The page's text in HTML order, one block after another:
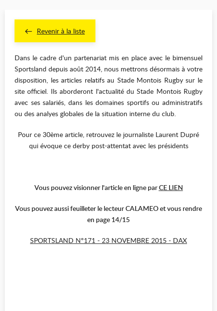
Revenir à la liste
Dans le cadre d'un partenariat mis en place avec le bimensuel
Sportsland depuis août 2014, nous mettrons désormais à votre
disposition, les articles relatifs au Stade Montois Rugby sur le
site officiel. Ils aborderont l'actualité du Stade Montois Rugby
avec ses salariés, dans les domaines sportifs ou administratifs
ou des analyes globales de la situation interne du club.
Pour ce 30ème article, retrouvez le journaliste Laurent Dupré
qui évoque ce derby post-attentat avec les présidents
Vous pouvez visionner l'article en ligne parCE LIEN
Vous pouvez aussi feuilleter le lecteur CALAMEO et vous rendre
en page 14/15
SPORTSLAND N°171 - 23 NOVEMBRE 2015 - DAX